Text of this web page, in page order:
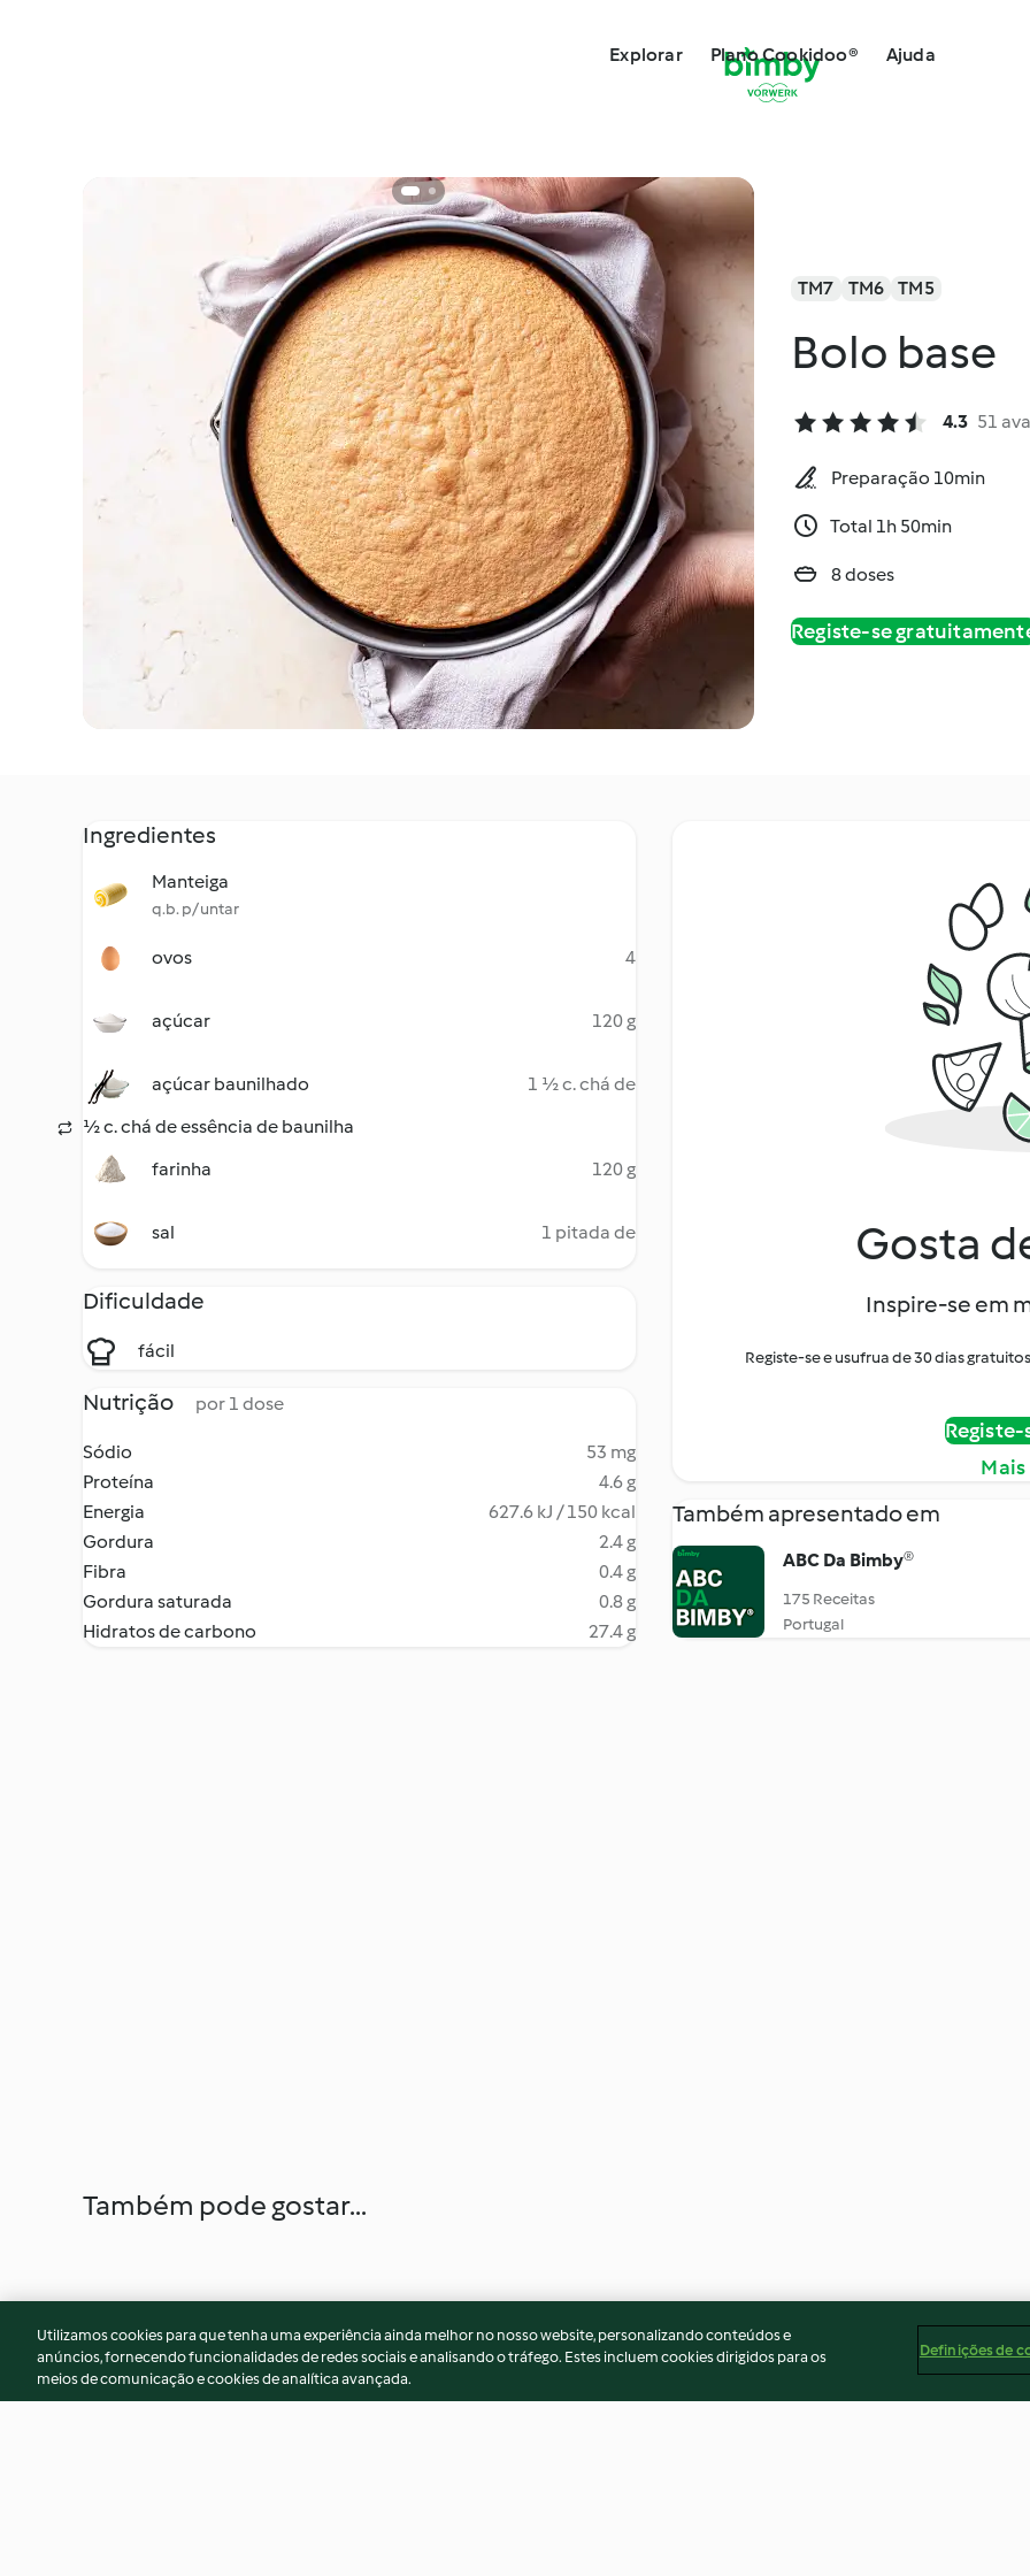
Explorar Plano Cookidoo® Ajuda
TM7 TM6 TM5
Bolo base
4.3 51
Preparação 10min
Total 1h 50min
8 doses
Registe-se
Ingredientes
Manteiga
q.b. p/ untar
ovos 4
açúcar 120 g
açúcar baunilhado
1 ½ c. chá de
½ c. chá de essência de baunilha
farinha
120 g
sal 1 pitada de
Dificuldade
fácil
Nutrição por 1 dose
Sódio
53 mg
Proteína
4.6 g
Energia
627.6 kJ / 150 kcal
Gordura
2.4 g
Fibra
0.4 g
Gordura saturada
0.8 g
Hidratos de carbono
27.4 g
Gosta
Inspire-se em
Registe-se e usufrua de 30 dias
Também apresentado em
ABC Da Bimby®
175 Receitas
Portugal
Também pode gostar...
Utilizamos cookies para que tenha uma experiência ainda melhor no nosso website, personalizando conteúdos e
anúncios, fornecendo funcionalidades de redes sociais e analisando o tráfego. Estes incluem cookies dirigidos para os
meios de comunicação e cookies de analítica avançada.
Definições de